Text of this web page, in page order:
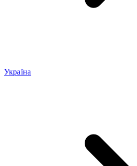
Україна